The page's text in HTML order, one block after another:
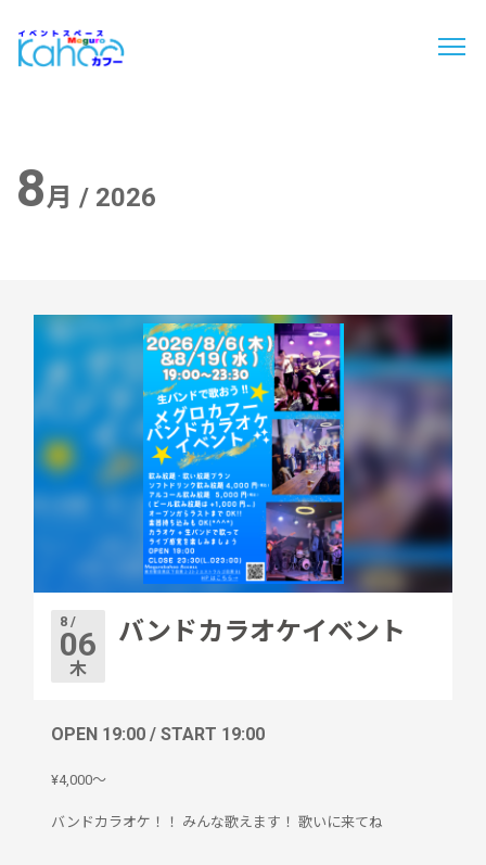
8月 / 2026
8 /
06
木
バンドカラオケイベント
OPEN 19:00 / START 19:00
¥4,000〜
バンドカラオケ！！ みんな歌えます！ 歌いに来てね